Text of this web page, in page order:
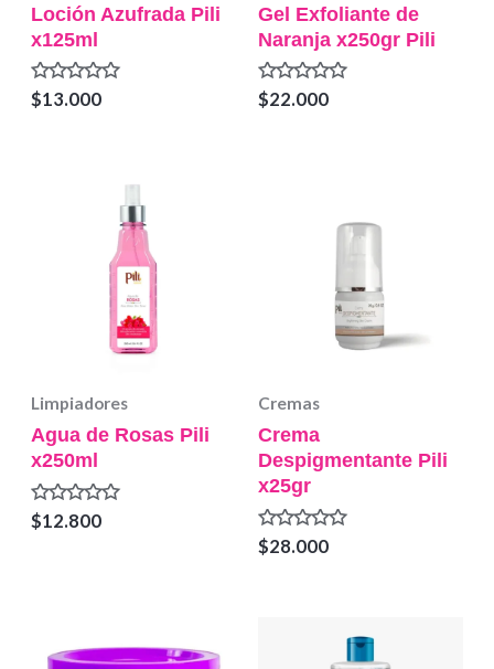
Loción Azufrada Pili
x125ml
Valorado
en
$13.000
Gel Exfoliante de
Naranja x250gr Pili
Valorado
en
$22.000
Limpiadores
Agua de Rosas Pili
x250ml
Valorado
en
$12.800
Cremas
Crema
Despigmentante Pili
x25gr
Valorado
en
$28.000